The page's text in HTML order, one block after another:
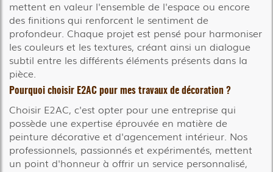
mettent en valeur l'ensemble de l'espace ou encore
des finitions qui renforcent le sentiment de
profondeur. Chaque projet est pensé pour harmoniser
les couleurs et les textures, créant ainsi un dialogue
subtil entre les différents éléments présents dans la
pièce.
Pourquoi choisir E2AC pour mes travaux de décoration ?
Choisir E2AC, c'est opter pour une entreprise qui
possède une expertise éprouvée en matière de
peinture décorative et d'agencement intérieur. Nos
professionnels, passionnés et expérimentés, mettent
un point d'honneur à offrir un service personnalisé,